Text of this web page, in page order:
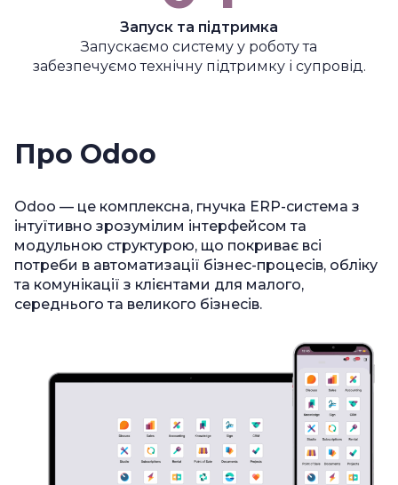
Запуск та підтримка
Запускаємо систему у роботу та
забезпечуємо технічну підтримку і супровід.
Про Odoo
Odoo — це комплексна, гнучка ERP-система з
інтуїтивно зрозумілим інтерфейсом та
модульною структурою, що покриває всі
потреби в автоматизації бізнес-процесів, обліку
та комунікації з клієнтами для малого,
середнього та великого бізнесів.